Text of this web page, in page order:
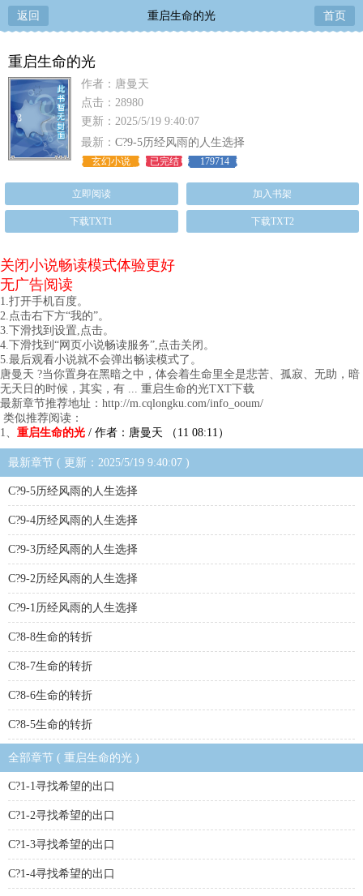
返回 重启生命的光 首页
重启生命的光
作者：唐曼天
点击：28980
更新：2025/5/19 9:40:07
最新： C?9-5历经风雨的人生选择
玄幻小说 已完结 179714
立即阅读 加入书架
下载TXT1 下载TXT2
关闭小说畅读模式体验更好
无广告阅读
1.打开手机百度。
2.点击右下方“我的”。
3.下滑找到设置,点击。
4.下滑找到“网页小说畅读服务”,点击关闭。
5.最后观看小说就不会弹出畅读模式了。
唐曼天 ?当你置身在黑暗之中，体会着生命里全是悲苦、孤寂、无助，暗
无天日的时候，其实，有 ... 重启生命的光TXT下载
最新章节推荐地址：http://m.cqlongku.com/info_ooum/
类似推荐阅读：
1、 重启生命的光 / 作者：唐曼天 （11 08:11）
最新章节 ( 更新：2025/5/19 9:40:07 )
C?9-5历经风雨的人生选择
C?9-4历经风雨的人生选择
C?9-3历经风雨的人生选择
C?9-2历经风雨的人生选择
C?9-1历经风雨的人生选择
C?8-8生命的转折
C?8-7生命的转折
C?8-6生命的转折
C?8-5生命的转折
全部章节 ( 重启生命的光 )
C?1-1寻找希望的出口
C?1-2寻找希望的出口
C?1-3寻找希望的出口
C?1-4寻找希望的出口